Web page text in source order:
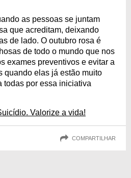
as pessoas se juntam
que acreditam, deixando
de lado. O outubro rosa é
de todo o mundo que nos
exames preventivos e evitar a
quando elas já estão muito
todas por essa iniciativa
Valorize a vida!
COMPARTILHAR